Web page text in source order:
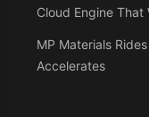
Cloud Engine That
MP Materials
Accelerates